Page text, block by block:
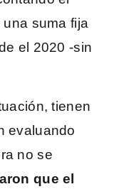
suma fija
el 2020 -sin
tienen
evaluando
no se
que el